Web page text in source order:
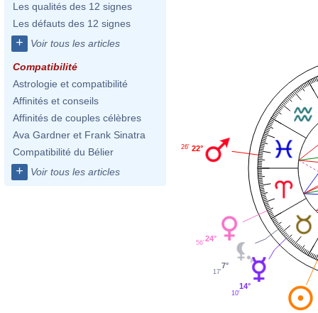
Les qualités des 12 signes
Les défauts des 12 signes
+ Voir tous les articles
Compatibilité
Astrologie et compatibilité
Affinités et conseils
Affinités de couples célèbres
Ava Gardner et Frank Sinatra
Compatibilité du Bélier
+ Voir tous les articles
22°
26'
24°
56'
7°
17'
14°
10'